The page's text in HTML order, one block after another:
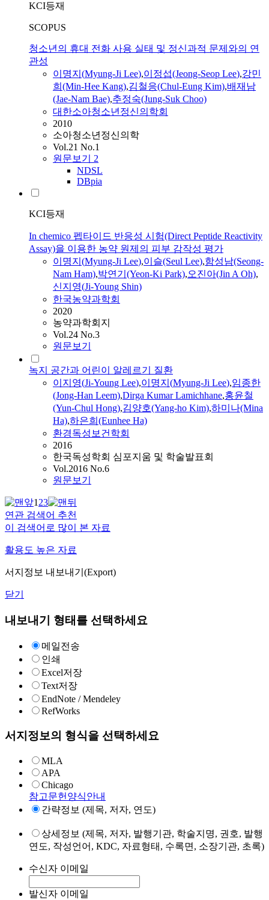
KCI등재
SCOPUS
청소년의 휴대 전화 사용 실태 및 정신과적 문제와의 연
관성
이명지 (Myung-Ji Lee),이정섭(Jeong-Seop Lee),강민
희(Min-Hee Kang),김철응(Chul-Eung Kim),배재남
(Jae-Nam Bae),추정숙(Jung-Suk Choo)
대한소아청소년정신의학회
2010
소아청소년정신의학
Vol.21 No.1
원문보기 2
NDSL
DBpia
KCI등재
In chemico 펩타이드 반응성 시험(Direct Peptide Reactivity
Assay)을 이용한 농약 원제의 피부 감작성 평가
이명지 (Myung-Ji Lee),이슬(Seul Lee),함성남(Seong-
Nam Ham),박연기(Yeon-Ki Park),오진아(Jin A Oh),
신지영(Ji-Young Shin)
한국농약과학회
2020
농약과학회지
Vol.24 No.3
원문보기
녹지 공간과 어린이 알레르기 질환
이지영(Ji-Young Lee),이명지 (Myung-Ji Lee),임종한
(Jong-Han Leem),Dirga Kumar Lamichhane,홍윤철
(Yun-Chul Hong),김양호(Yang-ho Kim),하미나(Mina
Ha),하은희(Eunhee Ha)
환경독성보건학회
2016
한국독성학회 심포지움 및 학술발표회
Vol.2016 No.6
원문보기
123
연관 검색어 추천
이 검색어로 많이 본 자료
활용도 높은 자료
서지정보 내보내기(Export)
닫기
내보내기 형태를 선택하세요
메일전송
인쇄
Excel저장
Text저장
EndNote / Mendeley
RefWorks
서지정보의 형식을 선택하세요
MLA
APA
Chicago
참고문헌양식안내
간략정보 (제목, 저자, 연도)
상세정보 (제목, 저자, 발행기관, 학술지명, 권호, 발행
연도, 작성언어, KDC, 자료형태, 수록면, 소장기관, 초록)
수신자 이메일
발신자 이메일